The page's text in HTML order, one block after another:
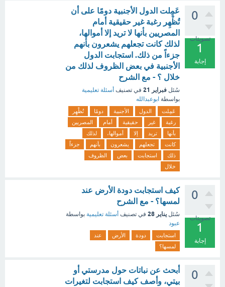
0
تصويتات
1
إجابة
عَمِلت الدول الأجنبية دومًا على أن
تُظْهِر رغبة غير حقيقية أمام
المصريين بأنها لا تريد إلا أموالها،
لذلك كانت تجعلهم يشعرون بأنهم
جزءاً من ذلك. استجابت الدول
الأجنبية في بعض الظروف لذلك من
خلال ؟ - مع الشرح
سُئل فبراير 21 في تصنيف أسئلة تعليمية
بواسطة ابوعبدالله
عَمِلت الدول الأجنبية دومًا
تُظْهِر
رغبة
غير حقيقية أمام
المصريين
بأنها
تريد إلا أموالها،
لذلك
كانت
تجعلهم يشعرون بأنهم
جزءاً
ذلك
استجابت بعض
الظروف
خلال
0
تصويتات
1
إجابة
كيف استجابت دودة الأرض عند
لمسها؟ - مع الشرح
سُئل يناير 28 في تصنيف أسئلة تعليمية بواسطة
عبود
استجابت دودة الأرض
عند
لمسها؟
0
أبحث عن نباتات حول مدرستي أو
بيتي، وأصف كيف استجابت لتغيرات